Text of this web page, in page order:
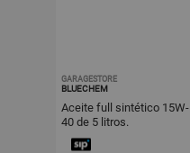
GARAGESTORE
BLUECHEM
Aceite full sintético 15W-
40 de 5 litros.